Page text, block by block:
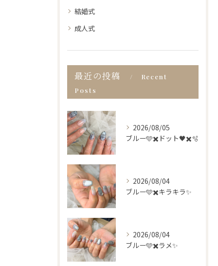
結婚式
成人式
最近の投稿
Recent
Posts
2026/08/05
ブルー🩵✖️ドット🖤✖️🫧
2026/08/04
ブルー🩵✖️キラキラ✨
2026/08/04
ブルー🩵✖️ラメ✨